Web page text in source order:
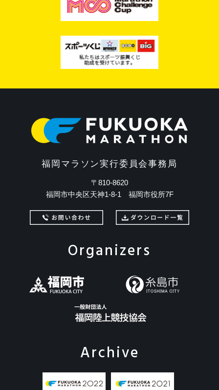
福岡マラソン実行委員会事務局
〒810-8620
福岡市中央区天神1-8-1 福岡市役所7F
Organizers
Archive